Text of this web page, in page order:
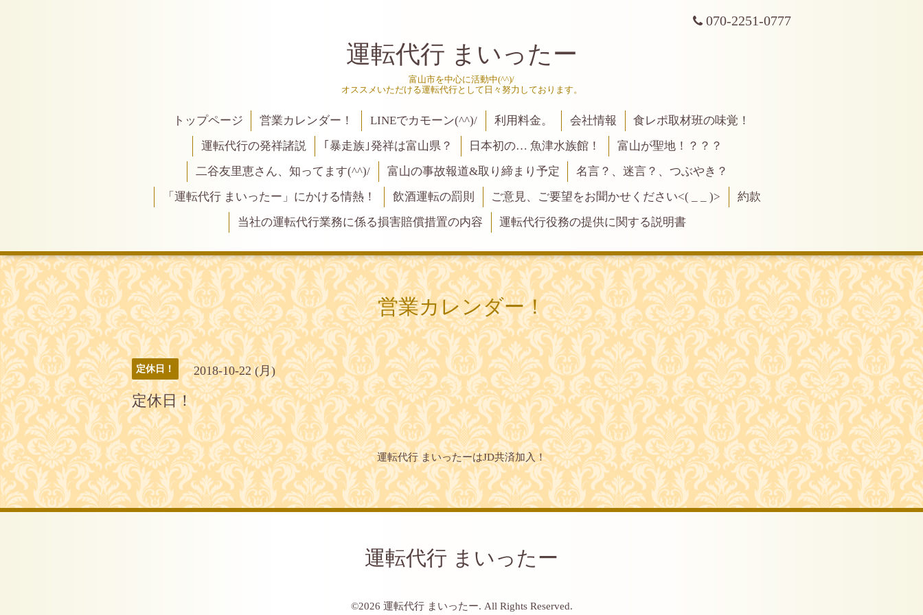
070-2251-0777
運転代行 まいったー
富山市を中心に活動中(^^)/
オススメいただける運転代行として日々努力しております。
トップページ 営業カレンダー！ LINEでカモーン(^^)/ 利用料金。 会社情報
食レポ取材班の味覚！
運転代行の発祥諸説
｢暴走族｣発祥は富山県？ 日本初の… 魚津水族館！
富山が聖地！？？？
二谷友里恵さん、知ってます(^^)/
富山の事故報道&取り締まり予定
名言？、迷言？、つぶやき？
「運転代行 まいったー」にかける情熱！
飲酒運転の罰則 ご意見、ご要望をお聞かせください<( _ _ )>
約款
当社の運転代行業務に係る損害賠償措置の内容
運転代行役務の提供に関する説明書
営業カレンダー！
定休日！ 2018-10-22 (月)
定休日！
運転代行 まいったーはJD共済加入！
運転代行 まいったー
©2026 運転代行 まいったー. All Rights Reserved.